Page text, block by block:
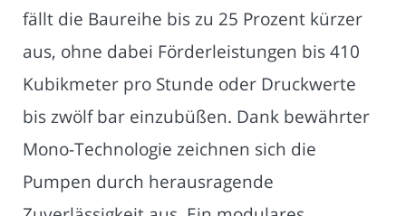
fällt die Baureihe bis zu 25 Prozent kürzer
aus, ohne dabei Förderleistungen bis 410
Kubikmeter pro Stunde oder Druckwerte
bis zwölf bar einzubüßen. Dank bewährter
Mono-Technologie zeichnen sich die
Pumpen durch herausragende